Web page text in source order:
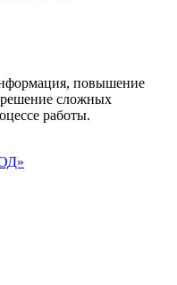
повышение
сложных
работы.